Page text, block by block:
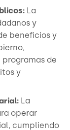
La
y
beneficios y
de
y
La
operar
cumpliendo